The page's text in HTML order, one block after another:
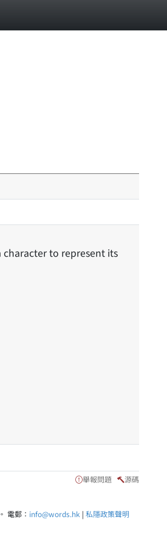
舉報問題 源碼
電郵： info@words.hk | 私隱政策聲明